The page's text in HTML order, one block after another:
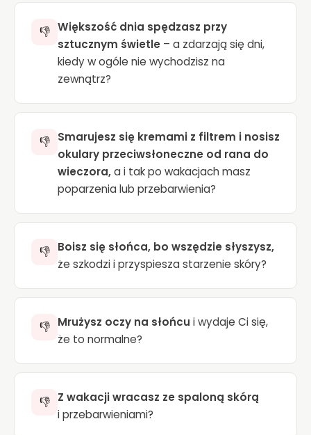
👎
Większość dnia spędzasz przy
sztucznym świetle – a zdarzają się dni,
kiedy w ogóle nie wychodzisz na
zewnątrz?
👎
Smarujesz się kremami z filtrem i nosisz
okulary przeciwsłoneczne od rana do
wieczora,a i tak po wakacjach masz
poparzenia lub przebarwienia?
👎
Boisz się słońca, bo wszędzie słyszysz,
że szkodzi i przyspiesza starzenie skóry?
👎 Mrużysz oczy na słońcu i wydaje Ci się,
że to normalne?
👎
Z wakacji wracasz ze spaloną skórą
i przebarwieniami?